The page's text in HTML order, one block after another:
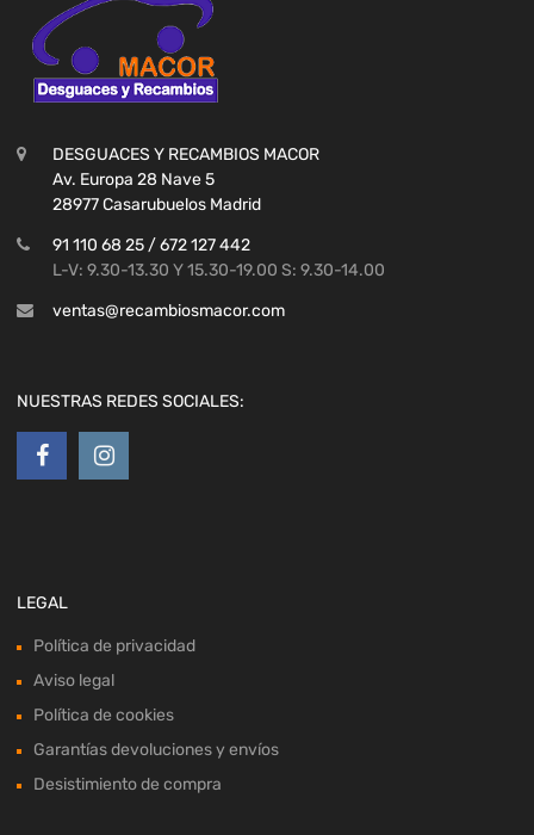
DESGUACES Y RECAMBIOS MACOR
Av. Europa 28 Nave 5
28977 Casarubuelos Madrid
91 110 68 25 / 672 127 442
L-V: 9.30-13.30 Y 15.30-19.00 S: 9.30-14.00
ventas@recambiosmacor.com
NUESTRAS REDES SOCIALES:
LEGAL
Política de privacidad
Aviso legal
Política de cookies
Garantías devoluciones y envíos
Desistimiento de compra